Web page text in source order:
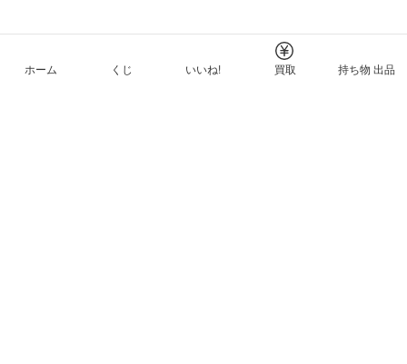
ホーム くじ いいね! 買取 持ち物 出品